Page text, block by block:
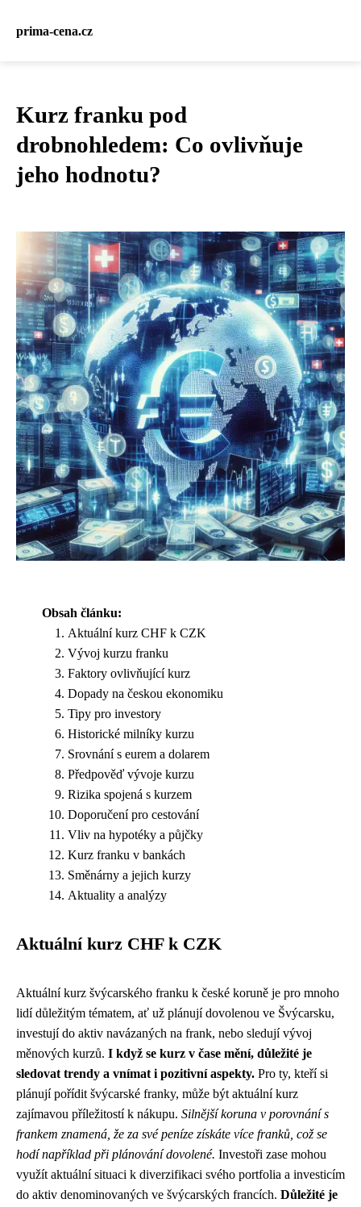
prima-cena.cz
Kurz franku pod
drobnohledem: Co ovlivňuje
jeho hodnotu?
Obsah článku:
Aktuální kurz CHF k CZK
Vývoj kurzu franku
Faktory ovlivňující kurz
Dopady na českou ekonomiku
Tipy pro investory
Historické milníky kurzu
Srovnání s eurem a dolarem
Předpověď vývoje kurzu
Rizika spojená s kurzem
Doporučení pro cestování
Vliv na hypotéky a půjčky
Kurz franku v bankách
Směnárny a jejich kurzy
Aktuality a analýzy
Aktuální kurz CHF k CZK
Aktuální kurz švýcarského franku k české koruně je pro mnoho
lidí důležitým tématem, ať už plánují dovolenou ve Švýcarsku,
investují do aktiv navázaných na frank, nebo sledují vývoj
měnových kurzů. I když se kurz v čase mění, důležité je
sledovat trendy a vnímat i pozitivní aspekty. Pro ty, kteří si
plánují pořídit švýcarské franky, může být aktuální kurz
zajímavou příležitostí k nákupu. Silnější koruna v porovnání s
frankem znamená, že za své peníze získáte více franků, což se
hodí například při plánování dovolené. Investoři zase mohou
využít aktuální situaci k diverzifikaci svého portfolia a investicím
do aktiv denominovaných ve švýcarských francích. Důležité je